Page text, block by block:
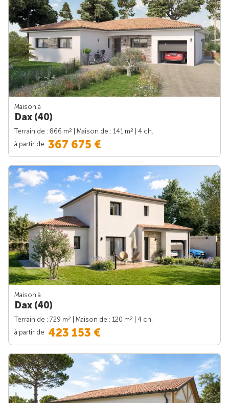
Maison à
Dax (40)
Terrain de : 866 m2 | Maison de : 141 m2
| 4 ch.
à partir de 367 675 €
Maison à
Dax (40)
Terrain de : 729 m2 | Maison de : 120 m2
| 4 ch.
à partir de 423 153 €